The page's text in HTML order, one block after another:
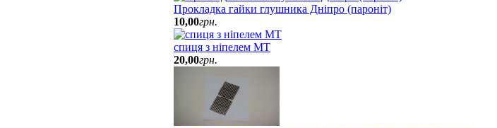
Прокладка гайки глушника Дніпро (пароніт)
10,00грн.
спиця з ніпелем МТ
20,00грн.